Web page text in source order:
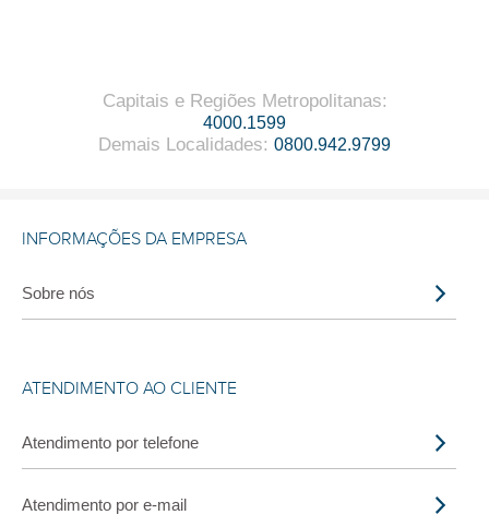
Capitais e Regiões Metropolitanas:
4000.1599
Demais Localidades: 0800.942.9799
INFORMAÇÕES DA EMPRESA
Sobre nós
ATENDIMENTO AO CLIENTE
Atendimento por telefone
Atendimento por e-mail